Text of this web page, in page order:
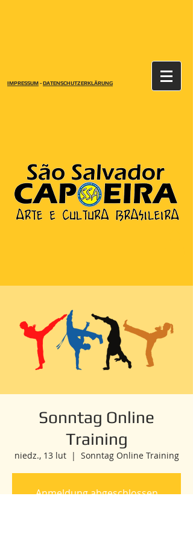
IMPRESSUM -DATENSCHUTZERKLÄRUNG
Sonntag Online
Training
niedz., 13 lut
  |
Sonntag Online Training
Anmeldung abgeschlossen